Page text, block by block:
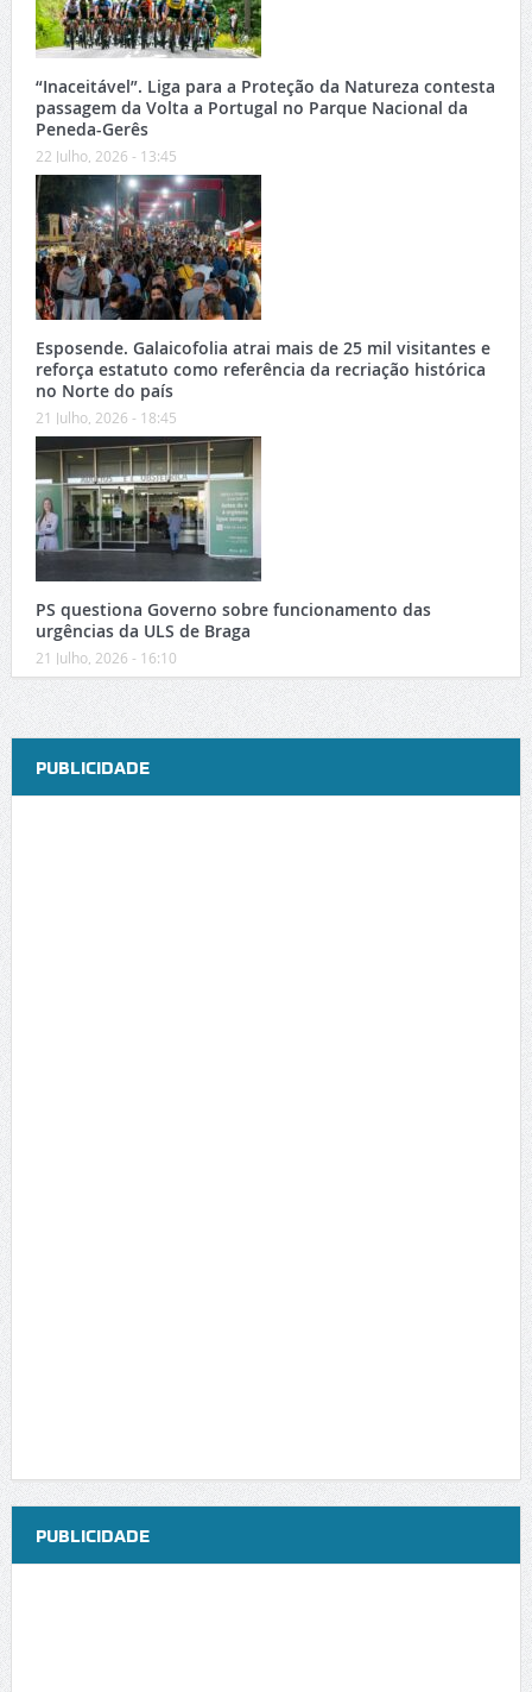
“Inaceitável”. Liga para a Proteção da Natureza contesta
passagem da Volta a Portugal no Parque Nacional da
Peneda-Gerês
22 Julho, 2026 - 13:45
Esposende. Galaicofolia atrai mais de 25 mil visitantes e
reforça estatuto como referência da recriação histórica
no Norte do país
21 Julho, 2026 - 18:45
PS questiona Governo sobre funcionamento das
urgências da ULS de Braga
21 Julho, 2026 - 16:10
PUBLICIDADE
PUBLICIDADE